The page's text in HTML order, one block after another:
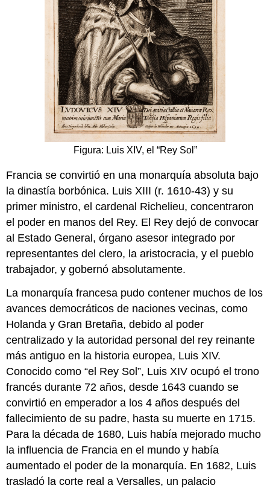
Figura: Luis XIV, el “Rey Sol”
Francia se convirtió en una monarquía absoluta bajo
la dinastía borbónica. Luis XIII (r. 1610-43) y su
primer ministro, el cardenal Richelieu, concentraron
el poder en manos del Rey. El Rey dejó de convocar
al Estado General, órgano asesor integrado por
representantes del clero, la aristocracia, y el pueblo
trabajador, y gobernó absolutamente.
La monarquía francesa pudo contener muchos de los
avances democráticos de naciones vecinas, como
Holanda y Gran Bretaña, debido al poder
centralizado y la autoridad personal del rey reinante
más antiguo en la historia europea, Luis XIV.
Conocido como “el Rey Sol”, Luis XIV ocupó el trono
francés durante 72 años, desde 1643 cuando se
convirtió en emperador a los 4 años después del
fallecimiento de su padre, hasta su muerte en 1715.
Para la década de 1680, Luis había mejorado mucho
la influencia de Francia en el mundo y había
aumentado el poder de la monarquía. En 1682, Luis
trasladó la corte real a Versalles, un palacio